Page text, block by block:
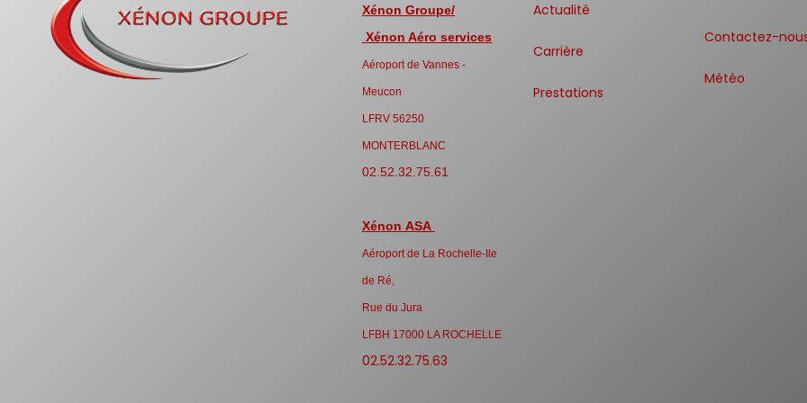
Xénon Groupe/
Xénon Aéro services
Aéroport de Vannes -
Meucon
LFRV 56250
MONTERBLANC
02.52.32.75.61
Xénon ASA
Aéroport de La Rochelle-Ile
de Ré,
Rue du Jura
LFBH 17000 LA ROCHELLE
02.52.32.75.63
Actualité
Carrière
Prestations
Contactez-
Météo